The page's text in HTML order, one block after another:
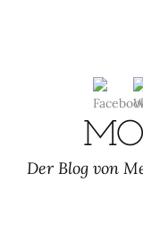
Der Blog von